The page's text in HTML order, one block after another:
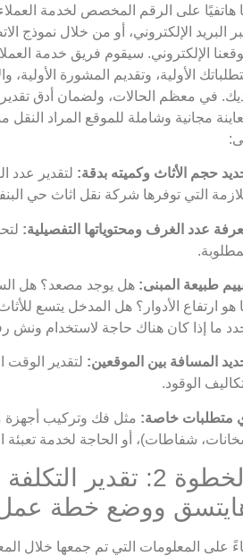
هاتفيًا على الرقم المخصص لخدمة
البريد الإلكتروني، أو من خلال نموذج
الإلكتروني. سيقوم فريق خدمة
الأولية، وتقديم المشورة الأولية،
في معظم الحالات، ولضمان أدق
مجانية وشاملة للموقع المراد النقل
حجم الأثاث وكميته بدقة: لتقدير عدد
التي توفرها شركة نقل اثاث حي
عدد الغرف ومحتوياتها التفصيلية:
طبيعة المبنى: هل يوجد مصعد؟ هل
هو ارتفاع الأدوار؟ هل المدخل يتسع
ما إذا كان هناك حاجة لاستخدام ونش
المسافة بين الموقعين: لتقدير
الوقود.
متطلبات خاصة: مثل فك وتركيب أجهزة
شفاطات)، أو الحاجة لخدمة تعبئة
الخطوة 2: تقدير
ووضع خطة عمل
على المعلومات التي تم جمعها خلال